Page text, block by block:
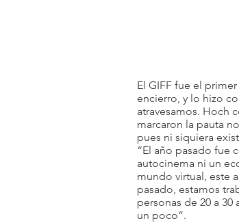
El GIFF fue el
encierro, y lo hizo
atravesamos. Hoch
marcaron la pauta
pues ni siquiera
“El año pasado fue
autocinema ni un
mundo virtual, este
pasado, estamos
personas de 20 a
un poco”.